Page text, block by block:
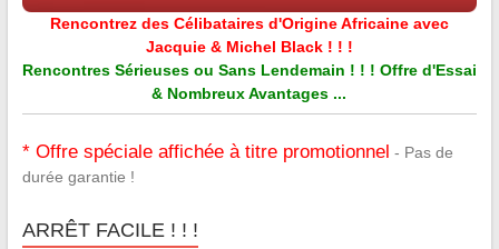
Rencontrez des Célibataires d'Origine Africaine avec
Jacquie & Michel Black ! ! !
Rencontres Sérieuses ou Sans Lendemain ! ! ! Offre d'Essai
& Nombreux Avantages ...
* Offre spéciale affichée à titre promotionnel - Pas de
durée garantie !
ARRÊT FACILE ! ! !